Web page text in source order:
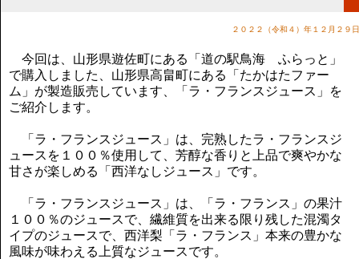
２０２２（令和４）年１２月２９日
今回は、山形県遊佐町にある「道の駅鳥海 ふらっと」
で購入しました、山形県高畠町にある「たかはたファー
ム」が製造販売しています、「ラ・フランスジュース」を
ご紹介します。
「ラ・フランスジュース」は、完熟したラ・フランスジ
ュースを１００％使用して、芳醇な香りと上品で爽やかな
甘さが楽しめる「西洋なしジュース」です。
「ラ・フランスジュース」は、「ラ・フランス」の果汁
１００％のジュースで、繊維質を出来る限り残した混濁タ
イプのジュースで、西洋梨「ラ・フランス」本来の豊かな
風味が味わえる上質なジュースです。